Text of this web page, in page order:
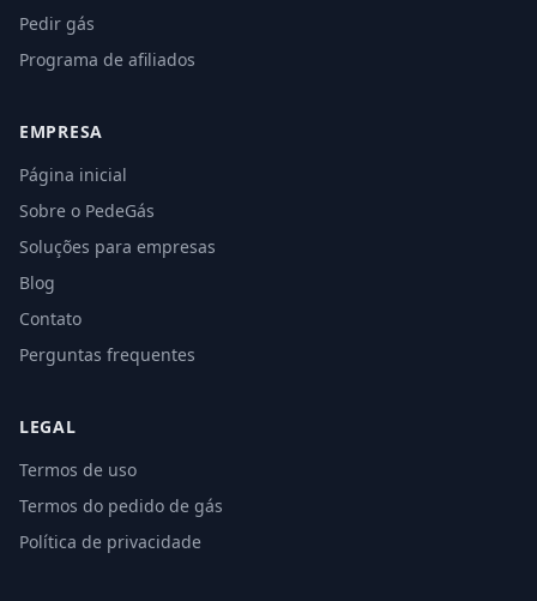
Pedir gás
Programa de afiliados
EMPRESA
Página inicial
Sobre o PedeGás
Soluções para empresas
Blog
Contato
Perguntas frequentes
LEGAL
Termos de uso
Termos do pedido de gás
Política de privacidade